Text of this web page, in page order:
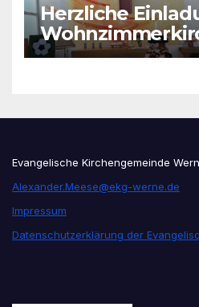
Herzliche
unseren Konfis
Evangelische Kirchengemeinde
Alexander.Meese@ekg-werne.de
Impressum
Datenschutzerklärung der